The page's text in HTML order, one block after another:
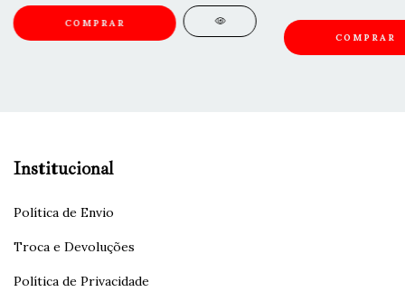
COMPRAR
COMPRAR
Institucional
Política de Envio
Troca e Devoluções
Política de Privacidade